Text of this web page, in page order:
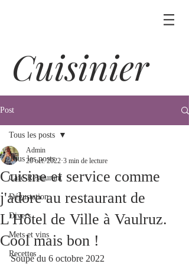
Cuisinier
Post
Tous les posts
Café-Restaurant
Dégustation
Divers
Mets et vins
Recettes
Tous les posts
Cuisine et service comme
j'adore au restaurant de
L'Hôtel de Ville à Vaulruz.
Cool mais bon !
Admin
20 oct. 2022 3 min de lecture
Soupé du 6 octobre 2022